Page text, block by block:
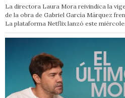
La directora Laura Mora reivindica la
de la obra de Gabriel García Márquez
La plataforma Netflix lanzó este